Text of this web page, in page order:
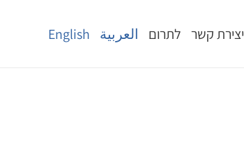
יצירת קשר לתרום العربية English